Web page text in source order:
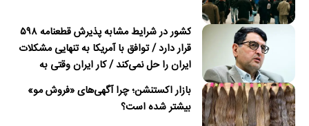
کشور در شرایط مشابه پذیرش قطعنامه ۵۹۸
قرار دارد / توافق با آمریکا به تنهایی مشکلات
ایران را حل نمی‌کند / کار ایران وقتی به
امضای ترکمانچای رسید که دیگر چاره‌ای نبود
بازار اکستنشن؛ چرا آگهی‌های «فروش مو»
بیشتر شده است؟